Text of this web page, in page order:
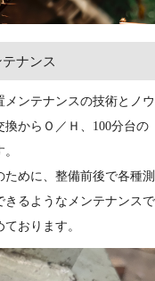
ナンス
ンテナンスの技術とノウ
からＯ／Ｈ、100分台の
めに、整備前後で各種測
きるようなメンテナンスで
おります。